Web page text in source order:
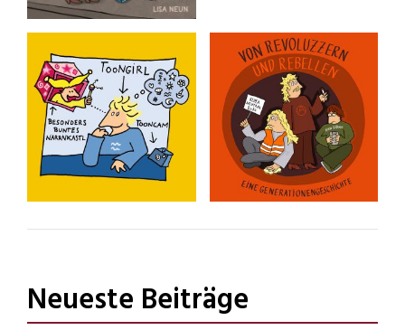
Der Traum ist aus,
Charly P.
Die Geschichte eines
Pseudorevoluzzers.
Rote Karten
Rote Karten für alles, was
uns so nervt.
Alltägliche Dinge, und Rebellen
Neueste Beiträge